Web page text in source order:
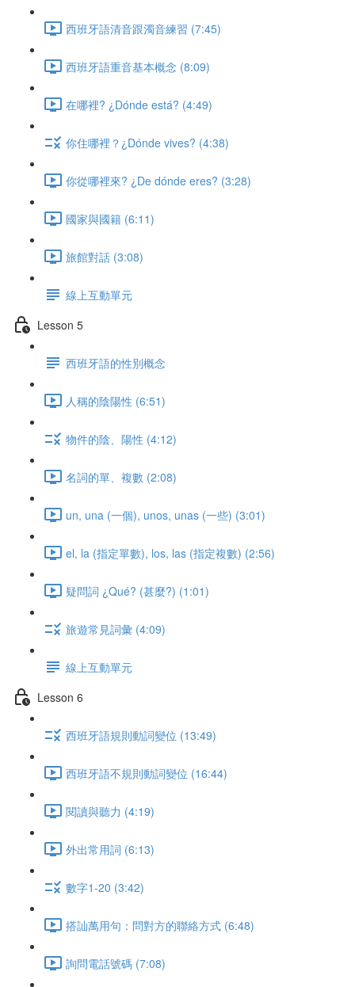
西班牙語清音跟濁音練習 (7:45)
西班牙語重音基本概念 (8:09)
在哪裡? ¿Dónde está? (4:49)
你住哪裡？¿Dónde vives? (4:38)
你從哪裡來? ¿De dónde eres? (3:28)
國家與國籍 (6:11)
旅館對話 (3:08)
線上互動單元
Lesson 5
西班牙語的性別概念
人稱的陰陽性 (6:51)
物件的陰、陽性 (4:12)
名詞的單、複數 (2:08)
un, una (一個), unos, unas (一些) (3:01)
el, la (指定單數), los, las (指定複數) (2:56)
疑問詞 ¿Qué? (甚麼?) (1:01)
旅遊常見詞彙 (4:09)
線上互動單元
Lesson 6
西班牙語規則動詞變位 (13:49)
西班牙語不規則動詞變位 (16:44)
閱讀與聽力 (4:19)
外出常用詞 (6:13)
數字1-20 (3:42)
搭訕萬用句：問對方的聯絡方式 (6:48)
詢問電話號碼 (7:08)